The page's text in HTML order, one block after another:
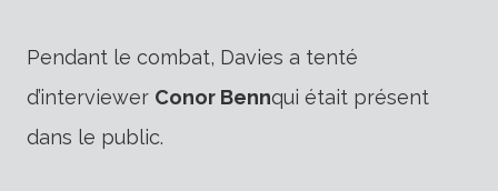
Pendant le combat, Davies a tenté
d’interviewer Conor Bennqui était présent
dans le public.